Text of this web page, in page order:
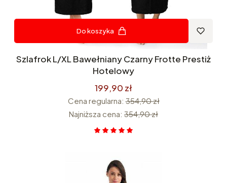
Do koszyka
Szlafrok L/XL Bawełniany Czarny Frotte Prestiż
Hotelowy
199,90 zł
Cena regularna: 354,90 zł
Najniższa cena: 354,90 zł